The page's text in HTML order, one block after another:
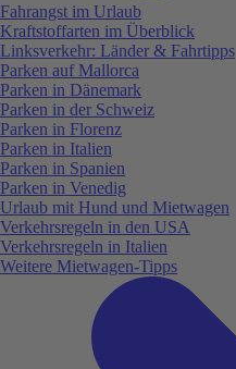
Fahrangst im Urlaub
Kraftstoffarten im Überblick
Linksverkehr: Länder & Fahrtipps
Parken auf Mallorca
Parken in Dänemark
Parken in der Schweiz
Parken in Florenz
Parken in Italien
Parken in Spanien
Parken in Venedig
Urlaub mit Hund und Mietwagen
Verkehrsregeln in den USA
Verkehrsregeln in Italien
Weitere Mietwagen-Tipps